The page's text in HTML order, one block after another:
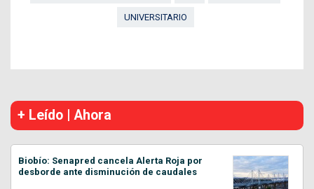
UNIVERSITARIO
+ Leído | Ahora
Biobío: Senapred cancela Alerta Roja por
desborde ante disminución de caudales